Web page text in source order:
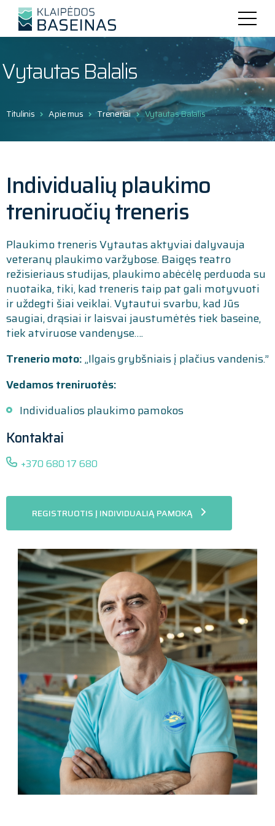
Vytautas Balalis
Titulinis Apie mus Treneriai Vytautas Balalis
Individualių plaukimo
treniruočių treneris
Plaukimo treneris Vytautas aktyviai dalyvauja
veteranų plaukimo varžybose. Baigęs teatro
režisieriaus studijas, plaukimo abėcėlę perduoda su
nuotaika, tiki, kad treneris taip pat gali motyvuoti
ir uždegti šiai veiklai. Vytautui svarbu, kad Jūs
saugiai, drąsiai ir laisvai jaustumėtės tiek baseine,
tiek atviruose vandenyse….
Trenerio moto:„Ilgais grybšniais į plačius vandenis.”
Vedamos treniruotės:
Individualios plaukimo pamokos
Kontaktai
+370 680 17 680
REGISTRUOTIS Į INDIVIDUALIĄ PAMOKĄ